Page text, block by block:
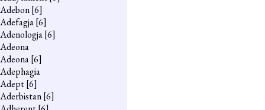
Adebon[6]
Adefagja[6]
Adenologja[6]
Adeona
Adeona[6]
Adephagia
Adept[6]
Aderbistan[6]